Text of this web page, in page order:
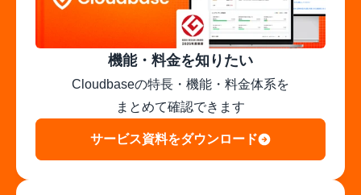
機能・料金を知りたい
Cloudbaseの特長・機能・料金体系を
まとめて確認できます
サービス資料をダウンロード